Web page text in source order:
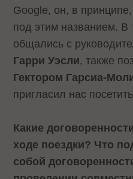
Google, он, в
под этим названием. В
общались с
Гарри Уэсли, также
Гектором Гарсиа-
пригласил нас
Какие
ходе поездки? Что
собой